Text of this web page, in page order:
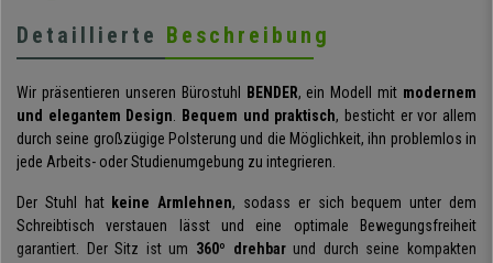
Detaillierte Beschreibung
Wir präsentieren unseren Bürostuhl BENDER, ein Modell mit modernem
und elegantem Design. Bequem und praktisch, besticht er vor allem
durch seine großzügige Polsterung und die Möglichkeit, ihn problemlos in
jede Arbeits- oder Studienumgebung zu integrieren.
Der Stuhl hat keine Armlehnen, sodass er sich bequem unter dem
Schreibtisch verstauen lässt und eine optimale Bewegungsfreiheit
garantiert. Der Sitz ist um 360º drehbarund durch seine kompakten